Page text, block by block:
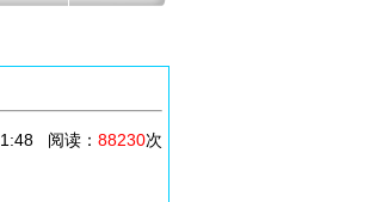
阅读： 88230次